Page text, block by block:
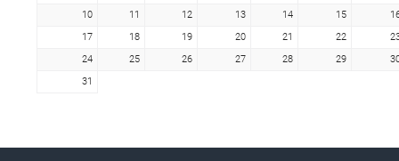
10
11 12 13 14 15
17
18 19 20 21 22
24
25 26 27 28 29
31